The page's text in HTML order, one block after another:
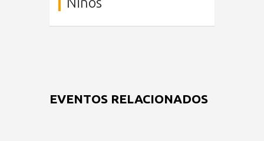
EVENTOS RELACIONADOS